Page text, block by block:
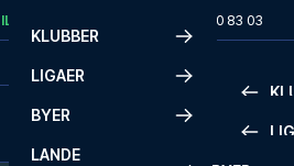
AT HJÆLPE DIG. +45 72 10 83 03
KLUBBER
LIGAER
BYER
LANDE